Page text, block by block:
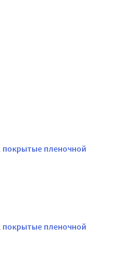
покрытые пленочной
покрытые пленочной